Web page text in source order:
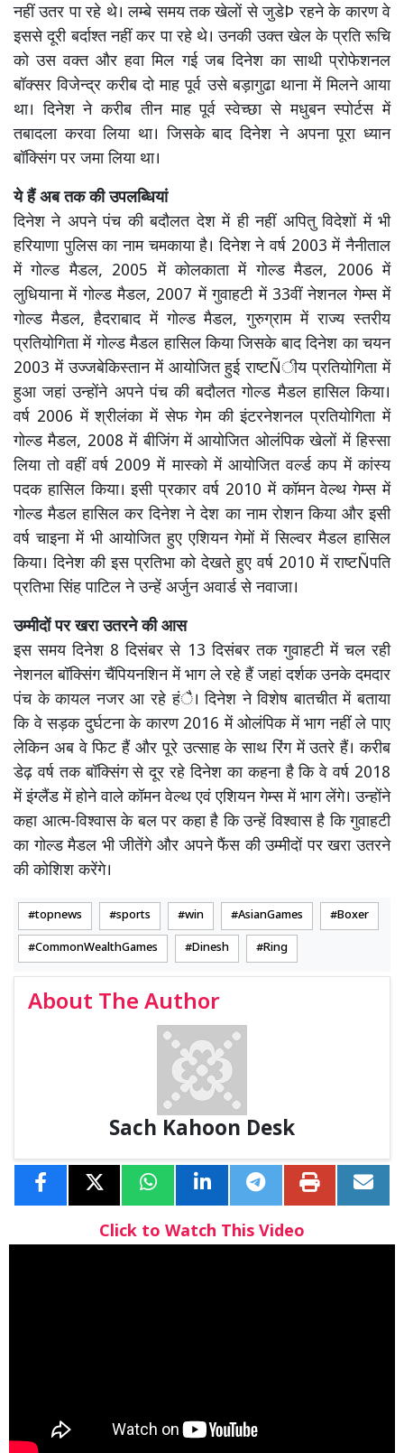
नहीं उतर पा रहे थे। लम्बे समय तक खेलों से जुडेÞ रहने के कारण वे
इससे दूरी बर्दाश्त नहीं कर पा रहे थे। उनकी उक्त खेल के प्रति रूचि
को उस वक्त और हवा मिल गई जब दिनेश का साथी प्रोफेशनल
बॉक्सर विजेन्द्र करीब दो माह पूर्व उसे बड़ागुढा थाना में मिलने आया
था। दिनेश ने करीब तीन माह पूर्व स्वेच्छा से मधुबन स्पोर्टस में
तबादला करवा लिया था। जिसके बाद दिनेश ने अपना पूरा ध्यान
बॉक्सिंग पर जमा लिया था।
ये हैं अब तक की उपलब्धियां
दिनेश ने अपने पंच की बदौलत देश में ही नहीं अपितु विदेशों में भी
हरियाणा पुलिस का नाम चमकाया है। दिनेश ने वर्ष 2003 में नैनीताल
में गोल्ड मैडल, 2005 में कोलकाता में गोल्ड मैडल, 2006 में
लुधियाना में गोल्ड मैडल, 2007 में गुवाहटी में 33वीं नेशनल गेम्स में
गोल्ड मैडल, हैदराबाद में गोल्ड मैडल, गुरुग्राम में राज्य स्तरीय
प्रतियोगिता में गोल्ड मैडल हासिल किया जिसके बाद दिनेश का चयन
2003 में उज्जबेकिस्तान में आयोजित हुई राष्टÑीय प्रतियोगिता में
हुआ जहां उन्होंने अपने पंच की बदौलत गोल्ड मैडल हासिल किया।
वर्ष 2006 में श्रीलंका में सेफ गेम की इंटरनेशनल प्रतियोगिता में
गोल्ड मैडल, 2008 में बीजिंग में आयोजित ओलंपिक खेलों में हिस्सा
लिया तो वहीं वर्ष 2009 में मास्को में आयोजित वर्ल्ड कप में कांस्य
पदक हासिल किया। इसी प्रकार वर्ष 2010 में कॉमन वेल्थ गेम्स में
गोल्ड मैडल हासिल कर दिनेश ने देश का नाम रोशन किया और इसी
वर्ष चाइना में भी आयोजित हुए एशियन गेमों में सिल्वर मैडल हासिल
किया। दिनेश की इस प्रतिभा को देखते हुए वर्ष 2010 में राष्टÑपति
प्रतिभा सिंह पाटिल ने उन्हें अर्जुन अवार्ड से नवाजा।
उम्मीदों पर खरा उतरने की आस
इस समय दिनेश 8 दिसंबर से 13 दिसंबर तक गुवाहटी में चल रही
नेशनल बॉक्सिंग चैंपियनशिन में भाग ले रहे हैं जहां दर्शक उनके दमदार
पंच के कायल नजर आ रहे हंै। दिनेश ने विशेष बातचीत में बताया
कि वे सड़क दुर्घटना के कारण 2016 में ओलंपिक में भाग नहीं ले पाए
लेकिन अब वे फिट हैं और पूरे उत्साह के साथ रिंग में उतरे हैं। करीब
डेढ़ वर्ष तक बॉक्सिंग से दूर रहे दिनेश का कहना है कि वे वर्ष 2018
में इंग्लैंड में होने वाले कॉमन वेल्थ एवं एशियन गेम्स में भाग लेंगे। उन्होंने
कहा आत्म-विश्वास के बल पर कहा है कि उन्हें विश्वास है कि गुवाहटी
का गोल्ड मैडल भी जीतेंगे और अपने फैंस की उम्मीदों पर खरा उतरने
की कोशिश करेंगे।
topnews sports win AsianGames Boxer
CommonWealthGames Dinesh Ring
About The Author
Sach Kahoon Desk
Click to Watch This Video